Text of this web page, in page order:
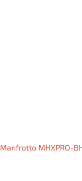
Manfrotto MHXPRO-